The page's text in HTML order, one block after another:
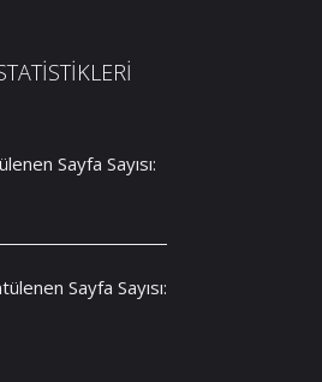
Sayfa Sayısı:
Sayfa Sayısı: